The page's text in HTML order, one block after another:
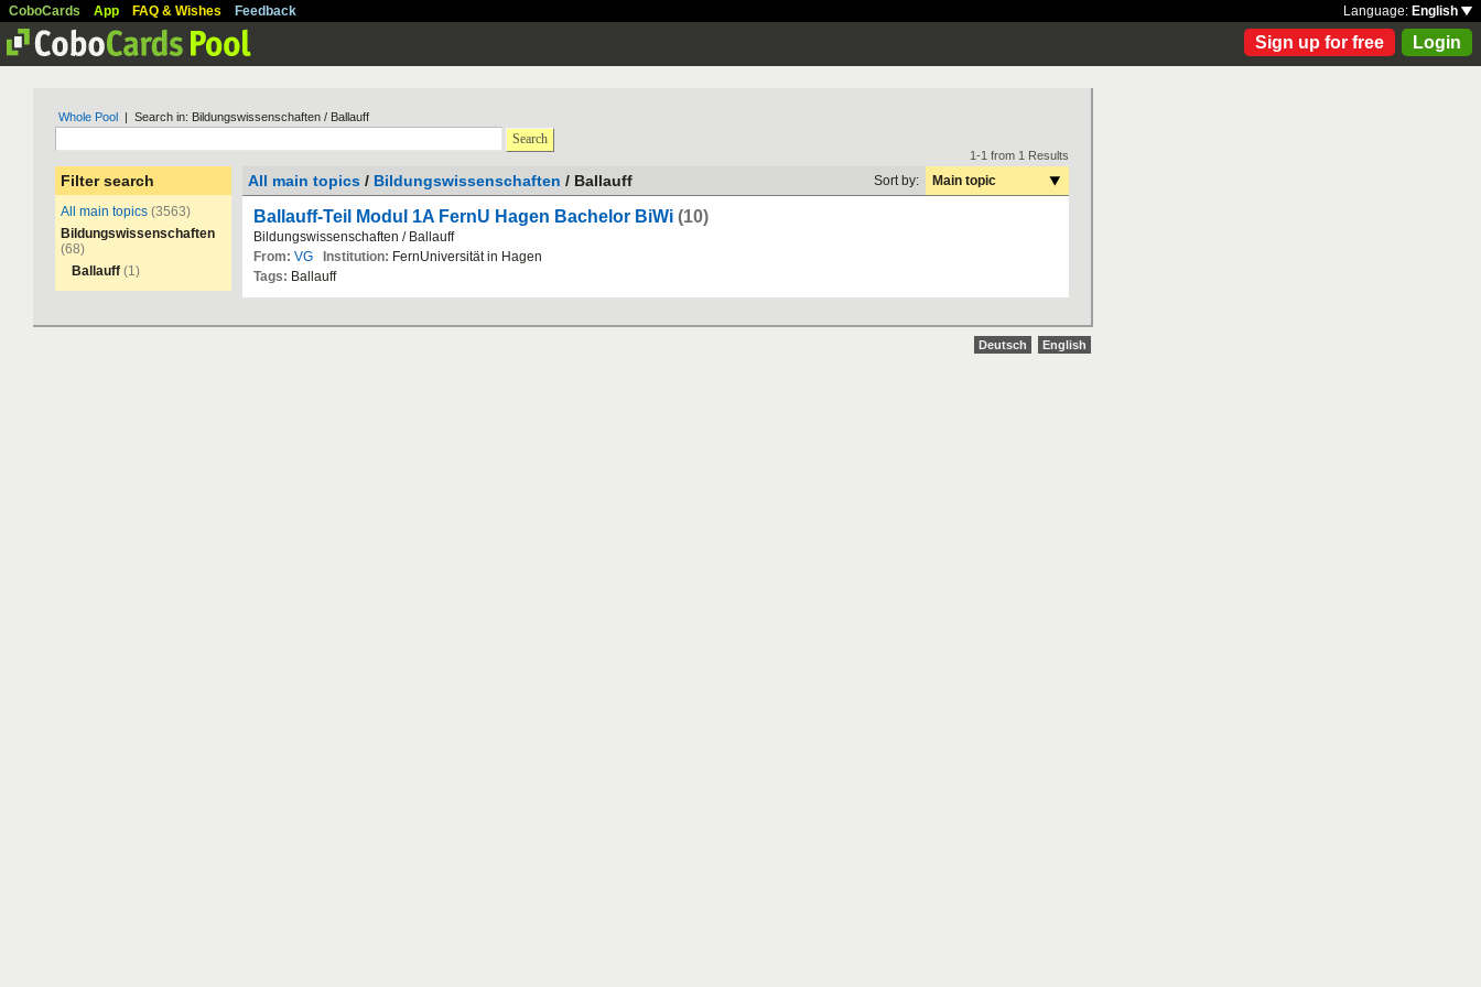
CoboCards App FAQ & Wishes Feedback Language: English
Sign up for free Login
Whole Pool | Search in: Bildungswissenschaften / Ballauff
Search
Filter search
All main topics (3563)
Bildungswissenschaften
(68)
Ballauff (1)
1-1 from 1 Results
All main topics / Bildungswissenschaften / Ballauff Sort by: Main topic
Ballauff-Teil Modul 1A FernU Hagen Bachelor BiWi (10)
Bildungswissenschaften / Ballauff
From: VG Institution: FernUniversität in Hagen
Tags: Ballauff
Deutsch English